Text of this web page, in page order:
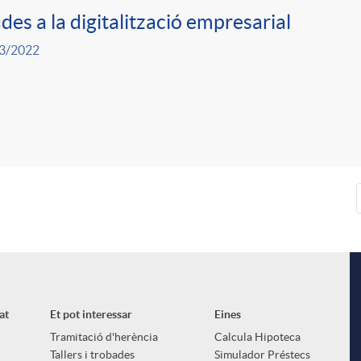
a la digitalització empresarial
2022
Et pot interessar
Tramitació d'herència
Tallers i trobades
Eines
Calcula Hipoteca
Simulador Préstecs